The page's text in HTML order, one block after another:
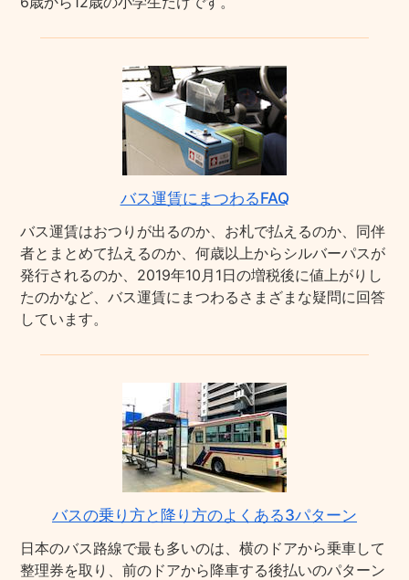
バス運賃にまつわるFAQ
バス運賃はおつりが出るのか、お札で払えるのか、同伴
者とまとめて払えるのか、何歳以上からシルバーパスが
発行されるのか、2019年10月1日の増税後に値上がりし
たのかなど、バス運賃にまつわるさまざまな疑問に回答
しています。
バスの乗り方と降り方のよくある3パターン
日本のバス路線で最も多いのは、横のドアから乗車して
整理券を取り、前のドアから降車する後払いのパターン